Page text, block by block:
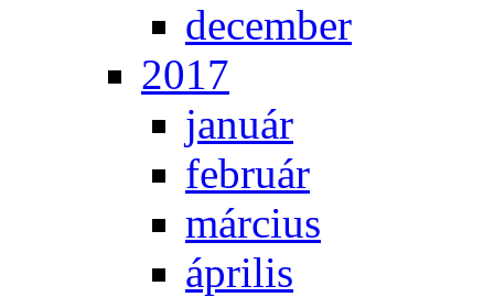
de­cem­ber
2017
ja­nu­ár
feb­ru­ár
már­ci­us
áp­ri­lis